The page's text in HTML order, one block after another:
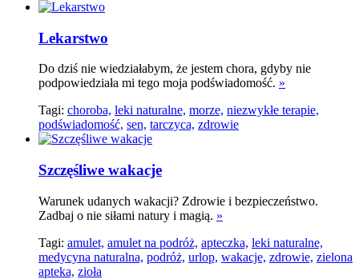
Lekarstwo
Do dziś nie wiedziałabym, że jestem chora, gdyby nie
podpowiedziała mi tego moja podświadomość. »
Tagi: choroba, leki naturalne, morze, niezwykłe terapie,
podświadomość, sen, tarczyca, zdrowie
Szczęśliwe wakacje
Warunek udanych wakacji? Zdrowie i bezpieczeństwo.
Zadbaj o nie siłami natury i magią. »
Tagi: amulet, amulet na podróż, apteczka, leki naturalne,
medycyna naturalna, podróż, urlop, wakacje, zdrowie, zielona
apteka, zioła